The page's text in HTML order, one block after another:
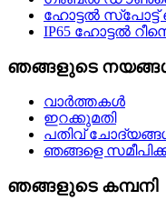
ഹോട്ടൽ സ്പോട്ട്
IP65 ഹോട്ടൽ
ഞങ്ങളുടെ
വാർത്തകൾ
ഇറക്കുമതി
പതിവ്
ഞങ്ങളെ
ഞങ്ങളുടെ കമ്പനി